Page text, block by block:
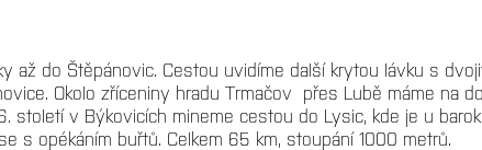
až do Štěpánovic. Cestou uvidíme další krytou lávku s
Okolo zříceniny hradu Trmačov přes Lubě máme na
století v Býkovicích mineme cestou do Lysic, kde je u
s opékáním buřtů. Celkem 65 km, stoupání 1000 metrů.